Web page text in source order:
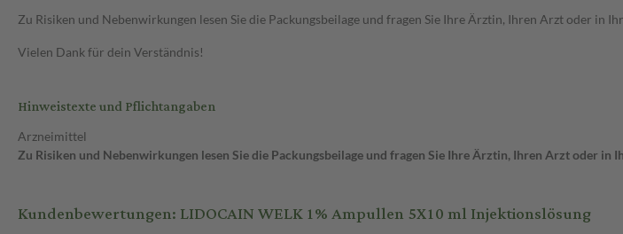
Zu Risiken und Nebenwirkungen lesen Sie die Packungsbeilage und fragen Sie Ihre Ärztin, Ihren Arzt oder in
Vielen Dank für dein Verständnis!
Hinweistexte und Pflichtangaben
Arzneimittel
Zu Risiken und Nebenwirkungen lesen Sie die Packungsbeilage und fragen Sie Ihre Ärztin, Ihren Arzt oder in
Kundenbewertungen: LIDOCAIN WELK 1% Ampullen 5X10 ml Injektionslösung